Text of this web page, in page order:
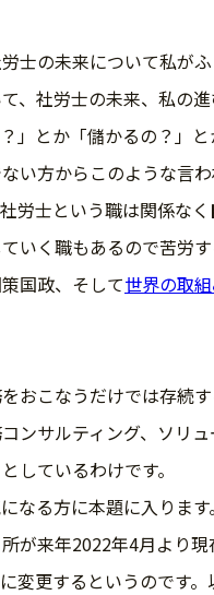
士の未来について私が
、社労士の未来、私の
」とか「儲かるの？」と
い方からこのような言わ
労士という職は関係なく
いく職もあるので苦労
国政、そして世界の取
おこなうだけでは存続す
ンサルティング、ソリ
しているわけです。
なる方に本題に入ります。
が来年2022年4月より
変更するというのです